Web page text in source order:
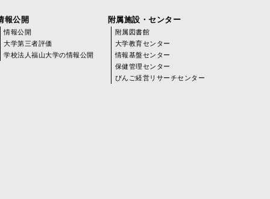
報公開
情報公開
大学第三者評価
学校法人福山大学の情報公開
附属施設・センター
附属図書館
大学教育センター
情報基盤センター
保健管理センター
びんご経営リサーチセンター